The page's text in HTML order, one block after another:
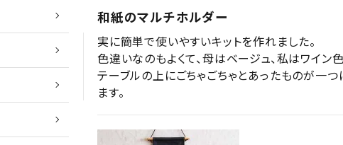
和紙のマルチホルダー
実に簡単で使いやすいキットを作れました。
色違いなのもよくて、母はベージュ、私はワイン
テーブルの上にごちゃごちゃとあったものが一つ
ます。